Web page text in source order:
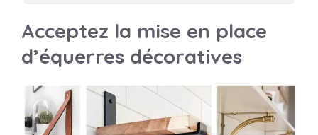
Acceptez la mise en place
d’équerres décoratives